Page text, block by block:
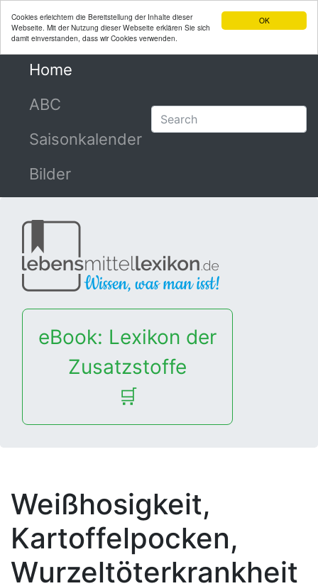
OK
Cookies erleichtern die Bereitstellung der Inhalte dieser
Webseite. Mit der Nutzung dieser Webseite erklären Sie sich
damit einverstanden, dass wir Cookies verwenden.
Home
ABC
Saisonkalender
Bilder
eBook: Lexikon der
Zusatzstoffe
🛒
Weißhosigkeit,
Kartoffelpocken,
Wurzeltöterkrankheit